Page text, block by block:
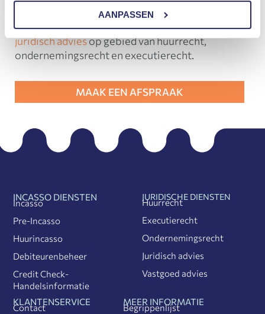
AANPASSEN
innen van openstaande facturen of uw
debiteurenbeheer. Daarnaast bieden wij
juridisch adviesop gebied van huurrecht,
ondernemingsrecht en executierecht.
MAAK EEN AFSPRAAK
INCASSO DIENSTEN
Incasso
Pre-Incasso
Huurincasso
Debiteurenbeheer
Credit Check-
Handelsinformatie
JURIDISCHE DIENSTEN
Huurrecht
Executierecht
Ondernemingsrecht
Juridisch advies
Vastgoed advies
KLANTENSERVICE
Contact
MEER INFORMATIE
Begrippenlijst